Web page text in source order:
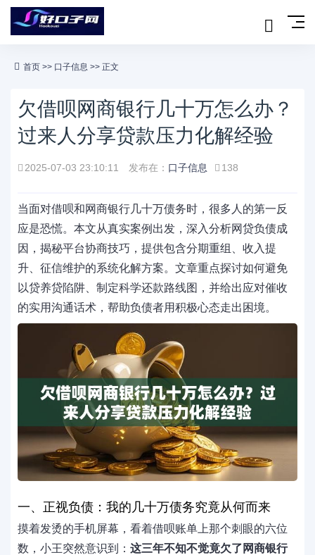
首页 >> 口子信息 >> 正文
欠借呗网商银行几十万怎么办？
过来人分享贷款压力化解经验
2025-07-03 23:10:11 发布在： 口子信息 138
当面对借呗和网商银行几十万债务时，很多人的第一反
应是恐慌。本文从真实案例出发，深入分析网贷负债成
因，揭秘平台协商技巧，提供包含分期重组、收入提
升、征信维护的系统化解方案。文章重点探讨如何避免
以贷养贷陷阱、制定科学还款路线图，并给出应对催收
的实用沟通话术，帮助负债者用积极心态走出困境。
一、正视负债：我的几十万债务究竟从何而来
摸着发烫的手机屏幕，看着借呗账单上那个刺眼的六位
数，小王突然意识到： 这三年不知不觉竟欠了网商银行